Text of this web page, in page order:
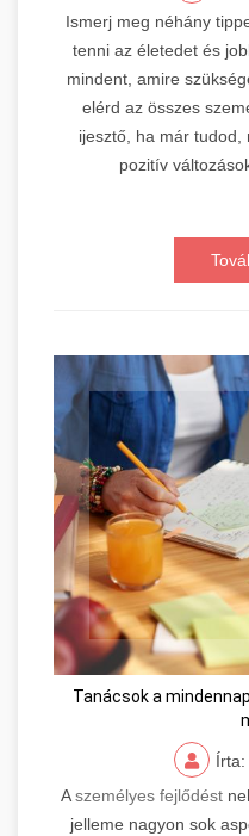
Ismerj meg néhány
tenni az életedet és
mindent, amire
elérd az összes
ijesztő, ha már
pozitív
Tanácsok a
Aszemélyes fejlődést
jelleme nagyon sok